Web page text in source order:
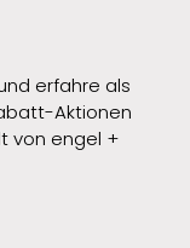
erfahre als
Aktionen
von engel +